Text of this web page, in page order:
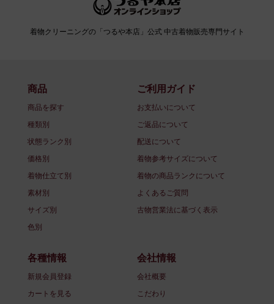
着物クリーニングの「つるや本店」公式 中古着物販売専門サイト
商品
商品を探す
種類別
状態ランク別
価格別
着物仕立て別
素材別
サイズ別
色別
ご利用ガイド
お支払いについて
ご返品について
配送について
着物参考サイズについて
着物の商品ランクについて
よくあるご質問
古物営業法に基づく表示
各種情報
新規会員登録
カートを見る
会社情報
会社概要
こだわり